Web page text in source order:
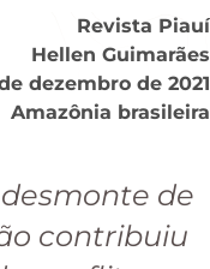
Revista Piauí
Hellen Guimarães
dezembro de 2021
Amazônia brasileira
de
contribuiu